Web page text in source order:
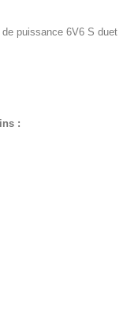
puissance 6V6 S duet
: